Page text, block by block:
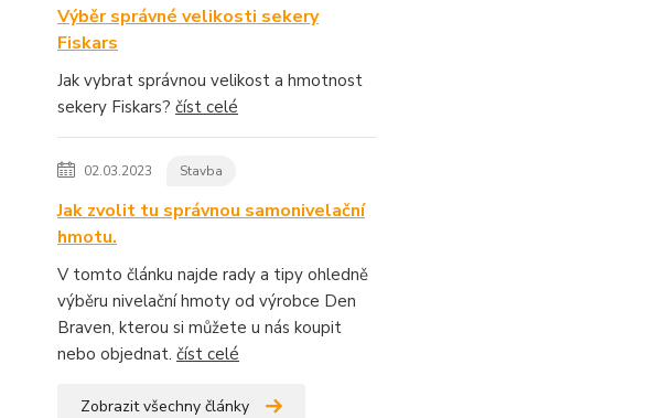
Výběr správné velikosti sekery
Fiskars
Jak vybrat správnou velikost a hmotnost
sekery Fiskars? číst celé
02.03.2023 Stavba
Jak zvolit tu správnou samonivelační
hmotu.
V tomto článku najde rady a tipy ohledně
výběru nivelační hmoty od výrobce Den
Braven, kterou si můžete u nás koupit
nebo objednat. číst celé
Zobrazit všechny články